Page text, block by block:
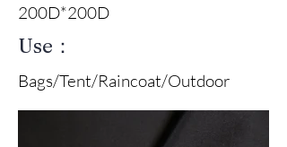
200D*200D
Use：
Bags/Tent/Raincoat/Outdoor